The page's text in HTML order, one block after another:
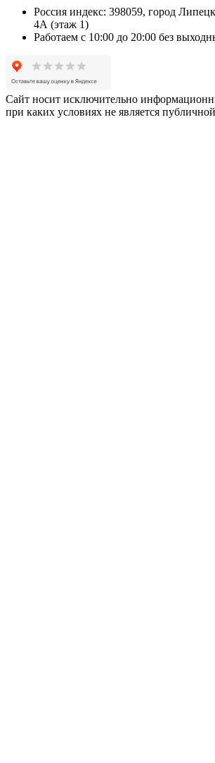
Россия индекс: 398059, город
4А (этаж 1)
Работаем с 10:00 до 20:00 без
Сайт носит исключительно
при каких условиях не является